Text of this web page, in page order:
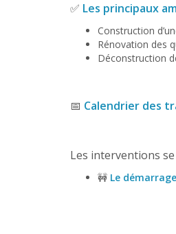
✅ Les principaux
Construction
Rénovation des
Déconstruction
📅 Calendrier des
Les interventions
🚧 Le